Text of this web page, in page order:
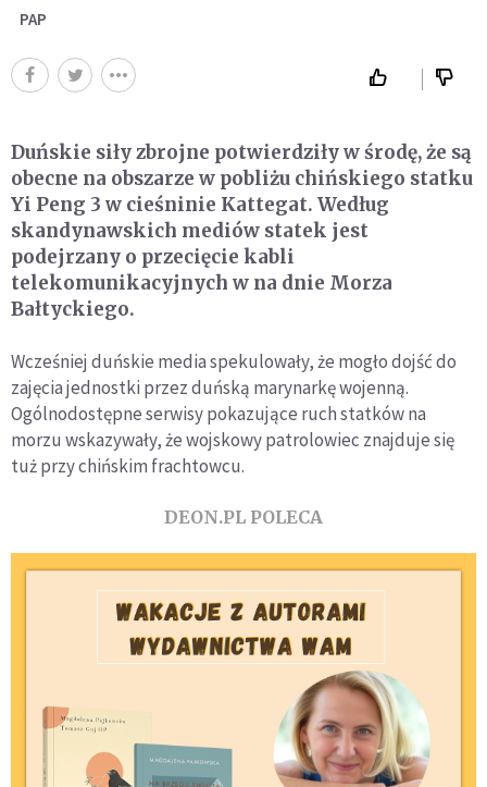
PAP
Duńskie siły zbrojne potwierdziły w środę, że są
obecne na obszarze w pobliżu chińskiego statku
Yi Peng 3 w cieśninie Kattegat. Według
skandynawskich mediów statek jest
podejrzany o przecięcie kabli
telekomunikacyjnych w na dnie Morza
Bałtyckiego.
Wcześniej duńskie media spekulowały, że mogło dojść do
zajęcia jednostki przez duńską marynarkę wojenną.
Ogólnodostępne serwisy pokazujące ruch statków na
morzu wskazywały, że wojskowy patrolowiec znajduje się
tuż przy chińskim frachtowcu.
DEON.PL POLECA